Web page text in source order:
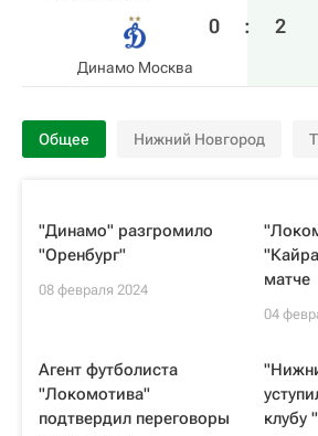
Динамо Москва
0 : 2
Общее Нижний Новгород
"Динамо" разгромило
"Оренбург"
08 февраля 2024
матче
04
Агент футболиста
"Локомотива"
подтвердил переговоры
клубу